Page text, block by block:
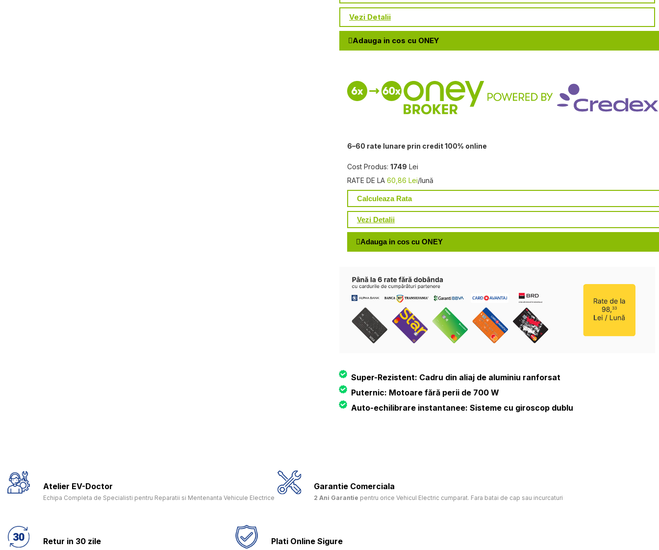
Vezi Detalii
Adauga in cos cu ONEY
6–60 rate lunare prin credit 100% online
Cost Produs: 1749 Lei
RATE DE LA 60,86 Lei/lună
Calculeaza Rata
Vezi Detalii
Adauga in cos cu ONEY
Super-Rezistent: Cadru din aliaj de aluminiu ranforsat
Puternic: Motoare fără perii de 700 W
Auto-echilibrare instantanee: Sisteme cu giroscop dublu
Atelier EV-Doctor
Echipa Completa de Specialisti pentru Reparatii si Mentenanta Vehicule Electrice
Garantie Comerciala
2 Ani Garantie pentru orice Vehicul Electric cumparat. Fara batai de cap sau incurcaturi
Retur in 30 zile Plati Online Sigure